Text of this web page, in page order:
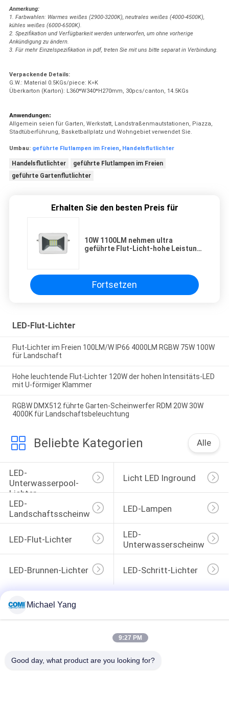
Anmerkung:
1. Farbwahlen: Warmes weißes (2900-3200K), neutrales weißes (4000-4500K),
kühles weißes (6000-6500K).
2. Spezifikation und Verfügbarkeit werden unterworfen, um ohne vorherige
Ankündigung zu ändern.
3. Für mehr Einzelspezifikation in pdf, treten Sie mit uns bitte separat in Verbindung.
Verpackende Details:
G.W.: Material 0.5KGs/piece: K=K
Überkarton (Karton): L360*W340*H270mm, 30pcs/canton, 14.5KGs
Anwendungen:
Allgemein seien für Garten, Werkstatt, Landstraßenmautstationen, Piazza,
Stadtüberführung, Basketballplatz und Wohngebiet verwendet Sie.
Umbau: geführte Flutlampen im Freien, Handelsflutlichter
Handelsflutlichter
geführte Flutlampen im Freien
geführte Gartenflutlichter
Erhalten Sie den besten Preis für
10W 1100LM nehmen ultra
geführte Flut-Licht-hohe Leistung
Fortsetzen
LED-Flut-Lichter
Flut-Lichter im Freien 100LM/W IP66 4000LM RGBW 75W 100W
für Landschaft
Hohe leuchtende Flut-Lichter 120W der hohen Intensitäts-LED
mit U-förmiger Klammer
RGBW DMX512 führte Garten-Scheinwerfer RDM 20W 30W
4000K für Landschaftsbeleuchtung
Beliebte Kategorien Alle
LED-
Unterwasserpool-
Lichter
Licht LED Inground
LED-
LandschaftsscheinwerferlichterLED-Lampen
LED-Flut-Lichter
LED-
LED-Brunnen-Lichter LED-Schritt-Lichter
Michael Yang
9:27 PM
Good day, what product are you looking for?